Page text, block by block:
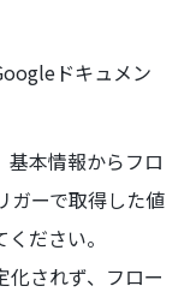
ドキュメン
基本情報からフロ
ガーで取得した値
ださい。
化されず、フロー